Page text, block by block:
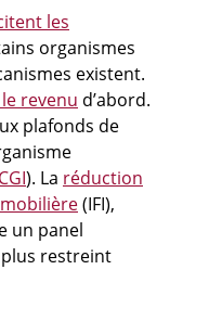
les
organismes
existent.
revenu d’abord.
plafonds de
). La réduction
(IFI),
un panel
plus restreint